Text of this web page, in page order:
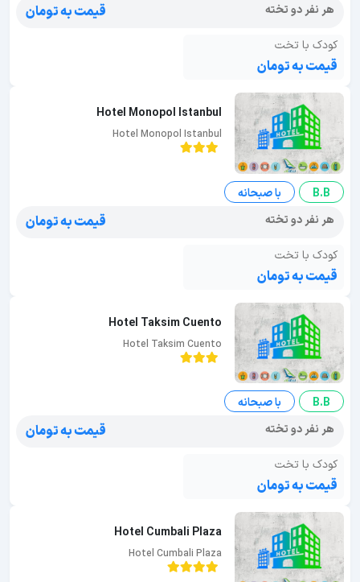
هر نفر دو تخته
قیمت به تومان
کودک با تخت
قیمت به تومان
Hotel Monopol Istanbul
Hotel Monopol Istanbul
B.B
با صبحانه
هر نفر دو تخته
قیمت به تومان
کودک با تخت
قیمت به تومان
Hotel Taksim Cuento
Hotel Taksim Cuento
B.B
با صبحانه
هر نفر دو تخته
قیمت به تومان
کودک با تخت
قیمت به تومان
Hotel Cumbali Plaza
Hotel Cumbali Plaza